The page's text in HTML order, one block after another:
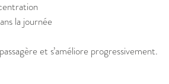
la journée
et s’améliore progressivement.